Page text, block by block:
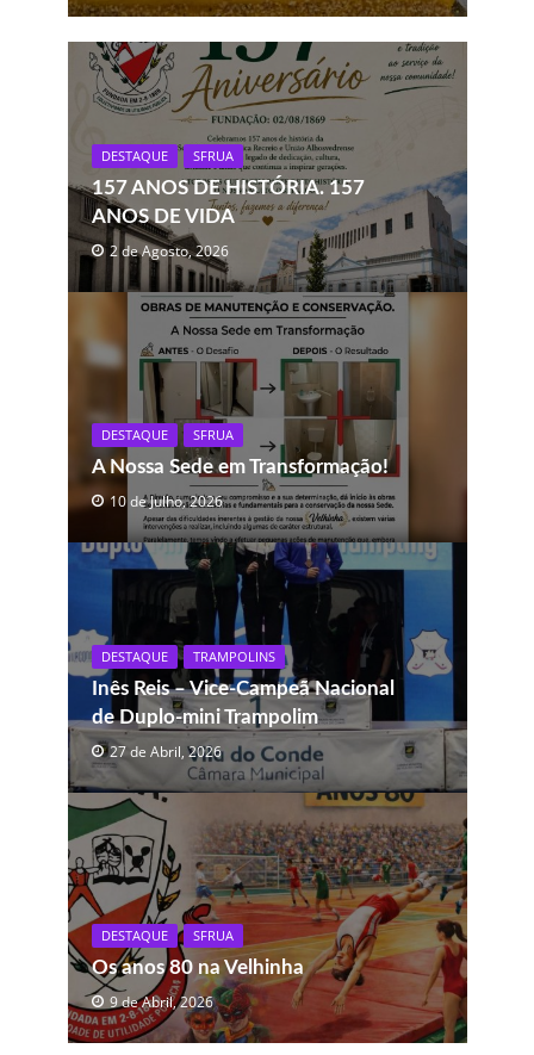
DESTAQUE SFRUA
157 ANOS DE HISTÓRIA. 157
ANOS DE VIDA
2 de Agosto, 2026
DESTAQUE SFRUA
A Nossa Sede em Transformação!
10 de Julho, 2026
DESTAQUE TRAMPOLINS
Inês Reis – Vice-Campeã Nacional
de Duplo-mini Trampolim
27 de Abril, 2026
DESTAQUE SFRUA
Os anos 80 na Velhinha
9 de Abril, 2026